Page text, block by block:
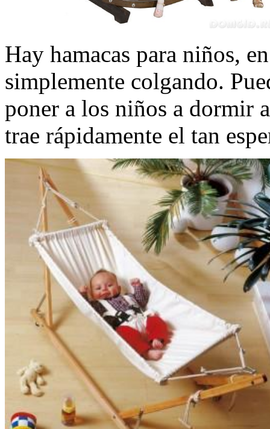
Hay hamacas para niños,
simplemente colgando.
poner a los niños a dormir
trae rápidamente el tan